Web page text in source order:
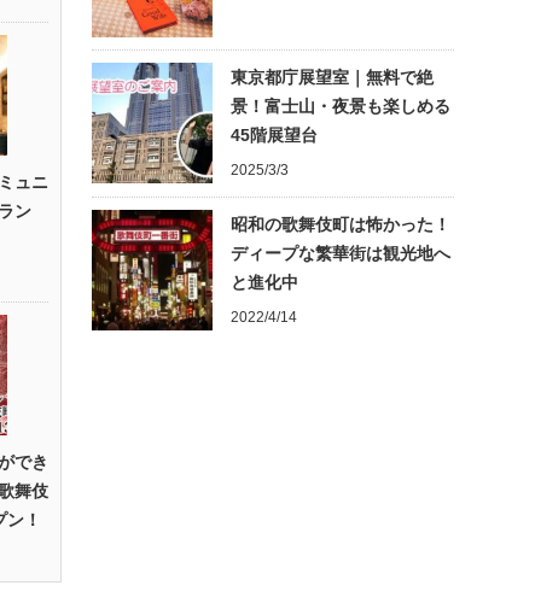
ュニ
ン
でき
舞伎
！
東京都庁展望室｜無料で絶
景！富士山・夜景も楽しめる
45階展望台
2025/3/3
昭和の歌舞伎町は怖かった！
ディープな繁華街は観光地へ
と進化中
2022/4/14